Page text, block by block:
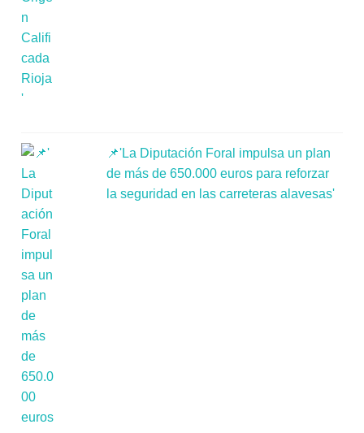
📌'La Diputación Foral impulsa un plan
de más de 650.000 euros para reforzar
la seguridad en las carreteras alavesas'